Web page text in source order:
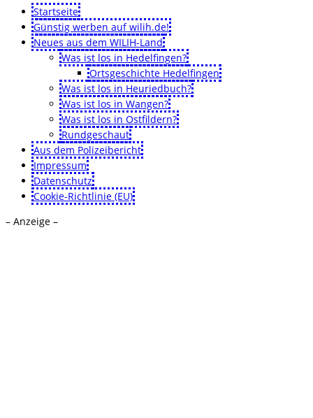
Startseite
Günstig werben auf wilih.de!
Neues aus dem WILIH-Land
Was ist los in Hedelfingen?
Ortsgeschichte Hedelfingen
Was ist los in Heuriedbuch?
Was ist los in Wangen?
Was ist los in Ostfildern?
Rundgeschaut
Aus dem Polizeibericht
Impressum
Datenschutz
Cookie-Richtlinie (EU)
– Anzeige –